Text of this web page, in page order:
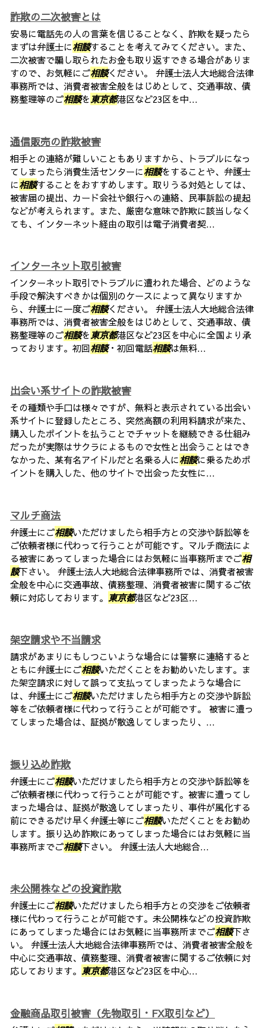
詐欺の二次被害とは
安易に電話先の人の言葉を信じることなく、詐欺を疑ったら
まずは弁護士に相談することを考えてみてください。また、
二次被害で騙し取られたお金も取り返すできる場合がありま
すので、お気軽にご相談ください。 弁護士法人大地総合法律
事務所では、消費者被害全般をはじめとして、交通事故、債
務整理等のご相談を東京都港区など23区を中...
通信販売の詐欺被害
相手との連絡が難しいこともありますから、トラブルになっ
てしまったら消費生活センターに相談をすることや、弁護士
に相談することをおすすめします。取りうる対処としては、
被害届の提出、カード会社や銀行への連絡、民事訴訟の提起
などが考えられます。また、厳密な意味で詐欺に該当しなく
ても、インターネット経由の取引は電子消費者契...
インターネット取引被害
インターネット取引でトラブルに遭われた場合、どのような
手段で解決すべきかは個別のケースによって異なりますか
ら、弁護士に一度ご相談ください。 弁護士法人大地総合法律
事務所では、消費者被害全般をはじめとして、交通事故、債
務整理等のご相談を東京都港区など23区を中心に全国より承
っております。初回相談・初回電話相談は無料...
出会い系サイトの詐欺被害
その種類や手口は様々ですが、無料と表示されている出会い
系サイトに登録したところ、突然高額の利用料請求が来た、
購入したポイントを払うことでチャットを継続できる仕組み
だったが実際はサクラによるもので女性と出会うことはでき
なかった、某有名アイドルだと名乗る人に相談に乗るためポ
イントを購入した、他のサイトで出会った女性に...
マルチ商法
弁護士にご相談いただけましたら相手方との交渉や訴訟等を
ご依頼者様に代わって行うことが可能です。マルチ商法によ
る被害にあってしまった場合にはお気軽に当事務所までご相
談下さい。 弁護士法人大地総合法律事務所では、消費者被害
全般を中心に交通事故、債務整理、消費者被害に関するご依
頼に対応しております。 東京都港区など23区...
架空請求や不当請求
請求があまりにもしつこいような場合には警察に連絡すると
ともに弁護士にご相談いただくことをお勧めいたします。ま
た架空請求に対して誤って支払ってしまったような場合に
は、弁護士にご相談いただけましたら相手方との交渉や訴訟
等をご依頼者様に代わって行うことが可能です。 被害に遭っ
てしまった場合は、証拠が散逸してしまったり、...
振り込め詐欺
弁護士にご相談いただけましたら相手方との交渉や訴訟等を
ご依頼者様に代わって行うことが可能です。被害に遭ってし
まった場合は、証拠が散逸してしまったり、事件が風化する
前にできるだけ早く弁護士等にご相談いただくことをお勧め
します。振り込め詐欺にあってしまった場合にはお気軽に当
事務所までご相談下さい。 弁護士法人大地総合...
未公開株などの投資詐欺
弁護士にご相談いただけましたら相手方との交渉をご依頼者
様に代わって行うことが可能です。未公開株などの投資詐欺
にあってしまった場合にはお気軽に当事務所までご相談下さ
い。 弁護士法人大地総合法律事務所では、消費者被害全般を
中心に交通事故、債務整理、消費者被害に関するご依頼に対
応しております。 東京都港区など23区を中心...
金融商品取引被害（先物取引・FX取引など）